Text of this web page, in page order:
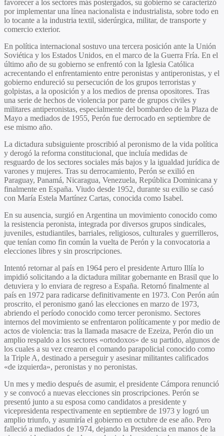
favorecer a los sectores más postergados, su gobierno se caracterizó
por implementar una línea nacionalista e industrialista, sobre todo en
lo tocante a la industria textil, siderúrgica, militar, de transporte y
comercio exterior.
En política internacional sostuvo una tercera posición ante la Unión
Soviética y los Estados Unidos, en el marco de la Guerra Fría. En el
último año de su gobierno se enfrentó con la Iglesia Católica
acrecentando el enfrentamiento entre peronistas y antiperonistas, y el
gobierno endureció su persecución de los grupos terroristas y
golpistas, a la oposición y a los medios de prensa opositores. Tras
una serie de hechos de violencia por parte de grupos civiles y
militares antiperonistas, especialmente del bombardeo de la Plaza de
Mayo a mediados de 1955, Perón fue derrocado en septiembre de
ese mismo año.
La dictadura subsiguiente proscribió al peronismo de la vida política
y derogó la reforma constitucional, que incluía medidas de
resguardo de los sectores sociales más bajos y la igualdad jurídica de
varones y mujeres. Tras su derrocamiento, Perón se exilió en
Paraguay, Panamá, Nicaragua, Venezuela, República Dominicana y
finalmente en España. Viudo desde 1952, durante su exilio se casó
con María Estela Martínez Cartas, conocida como Isabel.
En su ausencia, surgió en Argentina un movimiento conocido como
la resistencia peronista, integrada por diversos grupos sindicales,
juveniles, estudiantiles, barriales, religiosos, culturales y guerrilleros,
que tenían como fin común la vuelta de Perón y la convocatoria a
elecciones libres y sin proscripciones.
Intentó retornar al país en 1964 pero el presidente Arturo Illía lo
impidió solicitando a la dictadura militar gobernante en Brasil que lo
detuviera y lo enviara de regreso a España. Retornó finalmente al
país en 1972 para radicarse definitivamente en 1973. Con Perón aún
proscrito, el peronismo ganó las elecciones en marzo de 1973,
abriendo el período conocido como tercer peronismo. Sectores
internos del movimiento se enfrentaron políticamente y por medio de
actos de violencia: tras la llamada masacre de Ezeiza, Perón dio un
amplio respaldo a los sectores «ortodoxos» de su partido, algunos de
los cuales a su vez crearon el comando parapolicial conocido como
la Triple A, destinado a perseguir y asesinar militantes calificados
«de izquierda», peronistas y no peronistas.
Un mes y medio después de asumir, el presidente Cámpora renunció
y se convocó a nuevas elecciones sin proscripciones. Perón se
presentó junto a su esposa como candidatos a presidente y
vicepresidenta respectivamente en septiembre de 1973 y logró un
amplio triunfo, y asumiría el gobierno en octubre de ese año. Pero
falleció a mediados de 1974, dejando la Presidencia en manos de la